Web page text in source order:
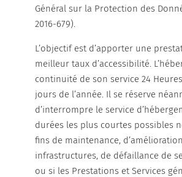
Général sur la Protection des
2016-679).
L’objectif est d’apporter une
meilleur taux d’accessibilité.
continuité de son service 24
jours de l’année. Il se réserve
d’interrompre le service
durées les plus courtes possibles
fins de maintenance,
infrastructures, de défaillance de
ou si les Prestations et Services